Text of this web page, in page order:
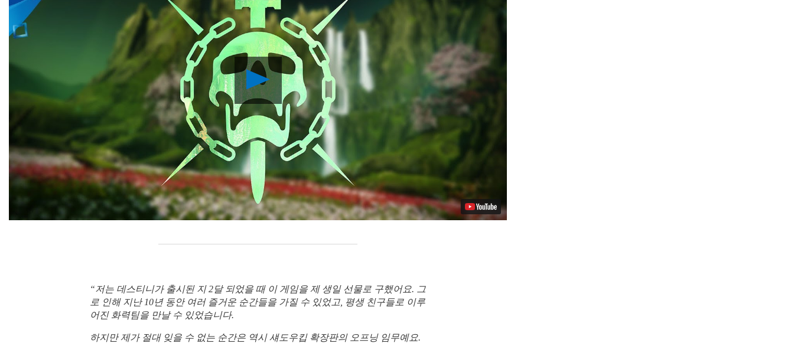
Play
Video
“저는 데스티니가 출시된 지 2달 되었을 때 이 게임을 제 생일 선물로 구했어요. 그
로 인해 지난 10년 동안 여러 즐거운 순간들을 가질 수 있었고, 평생 친구들로 이루
어진 화력팀을 만날 수 있었습니다.
하지만 제가 절대 잊을 수 없는 순간은 역시 섀도우킵 확장판의 오프닝 임무예요.